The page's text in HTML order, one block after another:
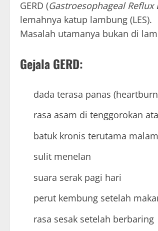
GERD (Gastroesophageal Reflux
lemahnya katup lambung (LES).
Masalah utamanya bukan di
Gejala GERD:
dada terasa panas
rasa asam di tenggorokan
batuk kronis terutama
sulit menelan
suara serak pagi hari
perut kembung setelah
rasa sesak setelah berbaring